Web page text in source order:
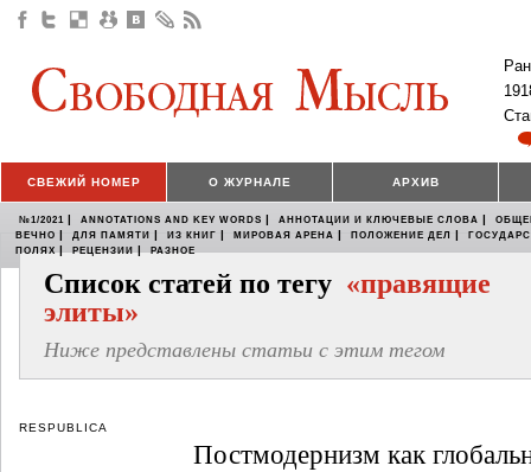
СВЕЖИЙ НОМЕР О ЖУРНАЛЕ АРХИВ
№1/2021 | ANNOTATIONS AND KEY WORDS | АННОТАЦИИ И КЛЮЧЕВЫЕ СЛОВА |
ВЕЧНО | ДЛЯ ПАМЯТИ | ИЗ КНИГ | МИРОВАЯ АРЕНА | ПОЛОЖЕНИЕ ДЕЛ |
ПОЛЯХ | РЕЦЕНЗИИ | РАЗНОЕ
Список статей по тегу «правящие
элиты»
Ниже представлены статьи с этим тегом
RESPUBLICA
Постмодернизм как